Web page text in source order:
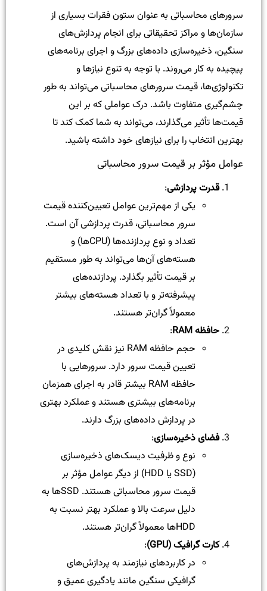
سرورهای محاسباتی به عنوان ستون فقرات بسیاری از
سازمان‌ها و مراکز تحقیقاتی برای انجام پردازش‌های
سنگین، ذخیره‌سازی داده‌های بزرگ و اجرای برنامه‌های
پیچیده به کار می‌روند. با توجه به تنوع نیازها و
تکنولوژی‌ها، قیمت سرورهای محاسباتی می‌تواند به طور
چشم‌گیری متفاوت باشد. درک عواملی که بر این
قیمت‌ها تأثیر می‌گذارند، می‌تواند به شما کمک کند تا
بهترین انتخاب را برای نیازهای خود داشته باشید.
عوامل مؤثر بر قیمت سرور محاسباتی
قدرت پردازشی:
یکی از مهم‌ترین عوامل تعیین‌کننده قیمت
سرور محاسباتی، قدرت پردازشی آن است.
تعداد و نوع پردازنده‌ها (CPUها) و
هسته‌های آن‌ها می‌تواند به طور مستقیم
بر قیمت تأثیر بگذارد. پردازنده‌های
پیشرفته‌تر و با تعداد هسته‌های بیشتر
معمولاً گران‌تر هستند.
حافظه RAM
:
حجم حافظه RAM نیز نقش کلیدی در
تعیین قیمت سرور دارد. سرورهایی با
حافظه RAM بیشتر قادر به اجرای همزمان
برنامه‌های بیشتری هستند و عملکرد بهتری
در پردازش داده‌های بزرگ دارند.
فضای ذخیره‌سازی:
نوع و ظرفیت دیسک‌های ذخیره‌سازی
(SSD یا HDD) از دیگر عوامل مؤثر بر
قیمت سرور محاسباتی هستند. SSDها به
دلیل سرعت بالا و عملکرد بهتر نسبت به
HDDها معمولاً گران‌تر هستند.
کارت گرافیک (GPU)
:
در کاربردهای نیازمند به پردازش‌های
گرافیکی سنگین مانند یادگیری عمیق و